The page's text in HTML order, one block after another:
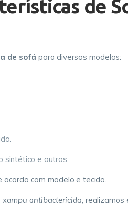
de
de sofá para diversos modelos:
sintético e outros.
acordo com modelo e tecido.
xampu antibactericida, realizamos